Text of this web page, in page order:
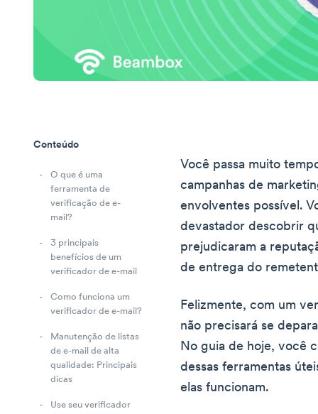
Conteúdo
O que é uma
ferramenta de
verificação de e-
mail?
3 principais
benefícios de um
verificador de e-mail
Como funciona um
verificador de e-mail?
Manutenção de listas
de e-mail de alta
qualidade: Principais
dicas
Use seu verificador
Você passa muito
campanhas de
envolventes possível.
devastador descobrir
prejudicaram a
de entrega do
Felizmente, com um
não precisará se
No guia de hoje, você
dessas ferramentas
elas funcionam.